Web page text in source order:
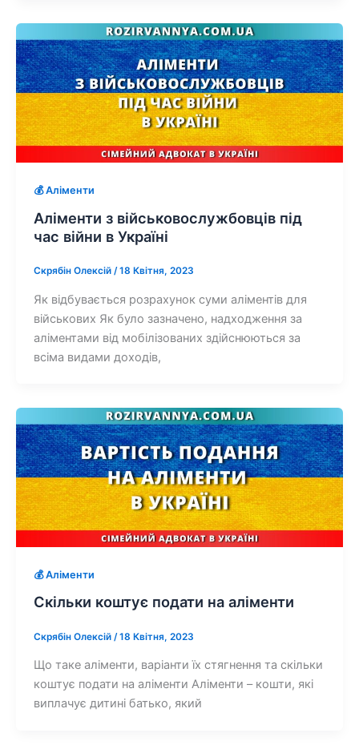
💰 Аліменти
Аліменти з військовослужбовців під
час війни в Україні
Скрябін Олексій /18 Квітня, 2023
Як відбувається розрахунок суми аліментів для
військових Як було зазначено, надходження за
аліментами від мобілізованих здійснюються за
всіма видами доходів,
💰 Аліменти
Скільки коштує подати на аліменти
Скрябін Олексій /18 Квітня, 2023
Що таке аліменти, варіанти їх стягнення та скільки
коштує подати на аліменти Аліменти – кошти, які
виплачує дитині батько, який